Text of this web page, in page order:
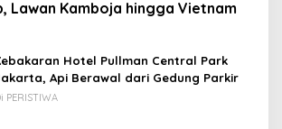
Lawan Kamboja hingga Vietnam
Hotel Pullman Central Park
Api Berawal dari Gedung Parkir
PERISTIWA